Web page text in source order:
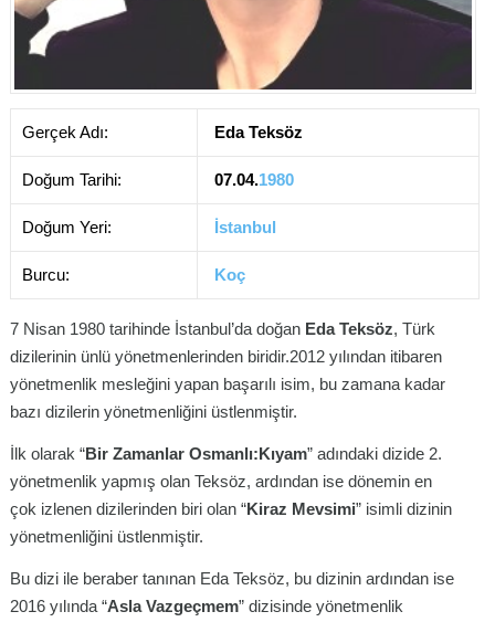
Gerçek Adı: Eda Teksöz
Doğum Tarihi: 07.04.1980
Doğum Yeri: İstanbul
Burcu: Koç
7 Nisan 1980 tarihinde İstanbul’da doğan Eda Teksöz, Türk
dizilerinin ünlü yönetmenlerinden biridir.2012 yılından itibaren
yönetmenlik mesleğini yapan başarılı isim, bu zamana kadar
bazı dizilerin yönetmenliğini üstlenmiştir.
İlk olarak “Bir Zamanlar Osmanlı:Kıyam” adındaki dizide 2.
yönetmenlik yapmış olan Teksöz, ardından ise dönemin en
çok izlenen dizilerinden biri olan “Kiraz Mevsimi” isimli dizinin
yönetmenliğini üstlenmiştir.
Bu dizi ile beraber tanınan Eda Teksöz, bu dizinin ardından ise
2016 yılında “Asla Vazgeçmem” dizisinde yönetmenlik